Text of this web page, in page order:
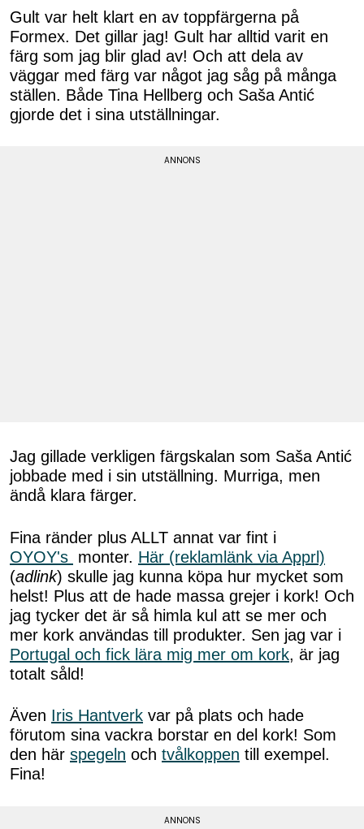
Gult var helt klart en av toppfärgerna på
Formex. Det gillar jag! Gult har alltid varit en
färg som jag blir glad av! Och att dela av
väggar med färg var något jag såg på många
ställen. Både Tina Hellberg och Saša Antić
gjorde det i sina utställningar.
Jag gillade verkligen färgskalan som Saša Antić
jobbade med i sin utställning. Murriga, men
ändå klara färger.
Fina ränder plus ALLT annat var fint i
OYOY's monter. Här (reklamlänk via Apprl)
(adlink) skulle jag kunna köpa hur mycket som
helst! Plus att de hade massa grejer i kork! Och
jag tycker det är så himla kul att se mer och
mer kork användas till produkter. Sen jag var i
Portugal och fick lära mig mer om kork, är jag
totalt såld!
Även Iris Hantverk var på plats och hade
förutom sina vackra borstar en del kork! Som
den här spegeln och tvålkoppen till exempel.
Fina!